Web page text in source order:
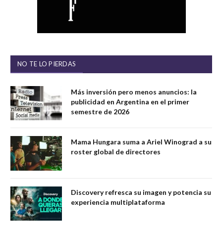
NO TE LO PIERDAS
Más inversión pero menos anuncios: la
publicidad en Argentina en el primer
semestre de 2026
Mama Hungara suma a Ariel Winograd a su
roster global de directores
Discovery refresca su imagen y potencia su
experiencia multiplataforma